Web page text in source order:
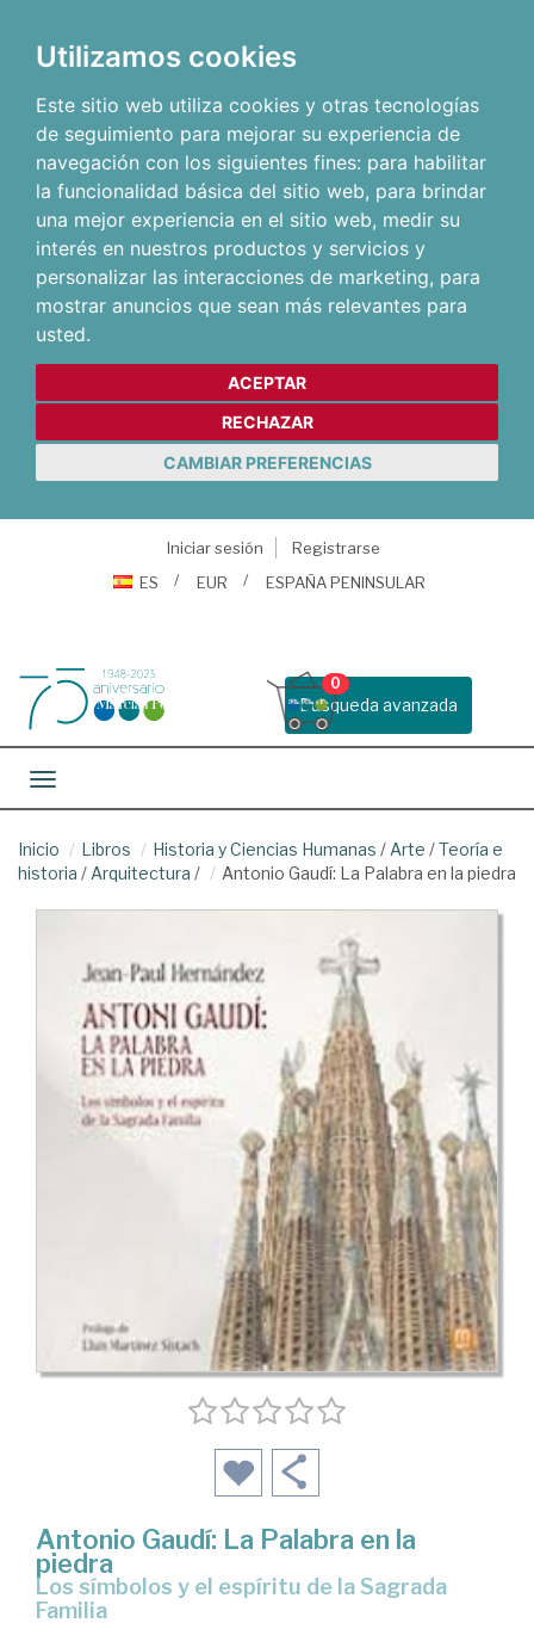
Utilizamos cookies
Este sitio web utiliza cookies y otras tecnologías
de seguimiento para mejorar su experiencia de
navegación con los siguientes fines: para habilitar
la funcionalidad básica del sitio web, para brindar
una mejor experiencia en el sitio web, medir su
interés en nuestros productos y servicios y
personalizar las interacciones de marketing, para
mostrar anuncios que sean más relevantes para
usted.
ACEPTAR
RECHAZAR
CAMBIAR PREFERENCIAS
Iniciar sesión
Registrarse
ES
EUR ESPAÑA PENINSULAR
Busqueda avanzada
0
Toggle navigation
Inicio Libros Historia y Ciencias Humanas / Arte /Teoría e
historia / Arquitectura / Antonio Gaudí: La Palabra en la piedra
Antonio Gaudí: La Palabra en la
piedra
Los símbolos y el espíritu de la Sagrada
Familia